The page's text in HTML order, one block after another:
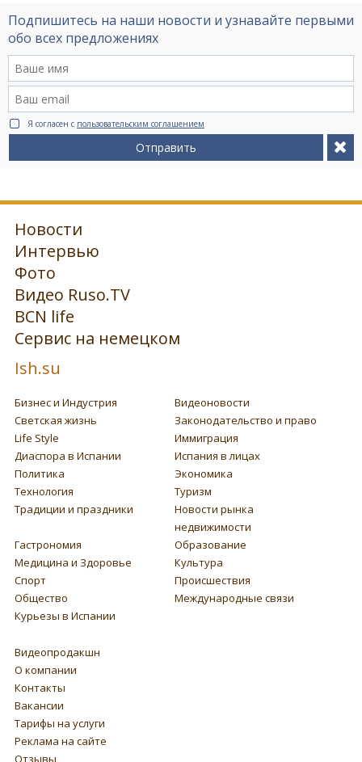
Подпишитесь на наши новости и узнавайте первыми
обо всех предложениях
Я согласен с пользовательским соглашением
Отправить
Новости
Интервью
Фото
Видео Ruso.TV
BCN life
Сервис на немецком
Ish.su
Бизнес и Индустрия
Видеоновости
Светская жизнь
Законодательство и право
Life Style
Иммиграция
Диаспора в Испании
Испания в лицах
Политика
Экономика
Технология
Туризм
Традиции и праздники
Новости рынка
недвижимости
Гастрономия
Образование
Медицина и Здоровье
Культура
Спорт
Происшествия
Общество
Международные связи
Курьезы в Испании
Видеопродакшн
О компании
Контакты
Вакансии
Тарифы на услуги
Реклама на сайте
Отзывы